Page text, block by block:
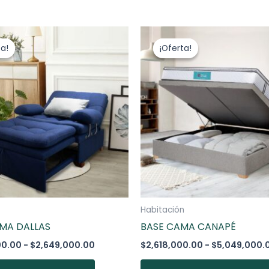
DALLAS
- $2,649,000.00
precios:
desde
$2,329,000.00
hasta
$2,649,000.00
tiene
múltiples
variantes.
Las
opciones
se
pueden
elegir
¡Oferta!
¡Oferta!
Habitación
BASE CAMA CANAPÉ
$2,618,000.00 - $